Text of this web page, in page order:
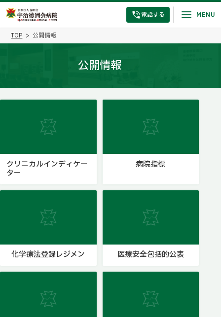
電話する
TOP 公開情報
公開情報
クリニカルインディケー
ター
病院指標
化学療法登録レジメン 医療安全包括的公表